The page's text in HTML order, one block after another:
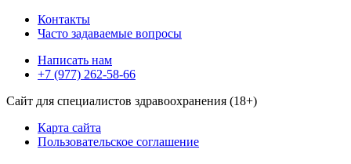
Контакты
Часто задаваемые вопросы
Написать нам
+7 (977) 262-58-66
Сайт для специалистов здравоохранения (18+)
Карта сайта
Пользовательское соглашение